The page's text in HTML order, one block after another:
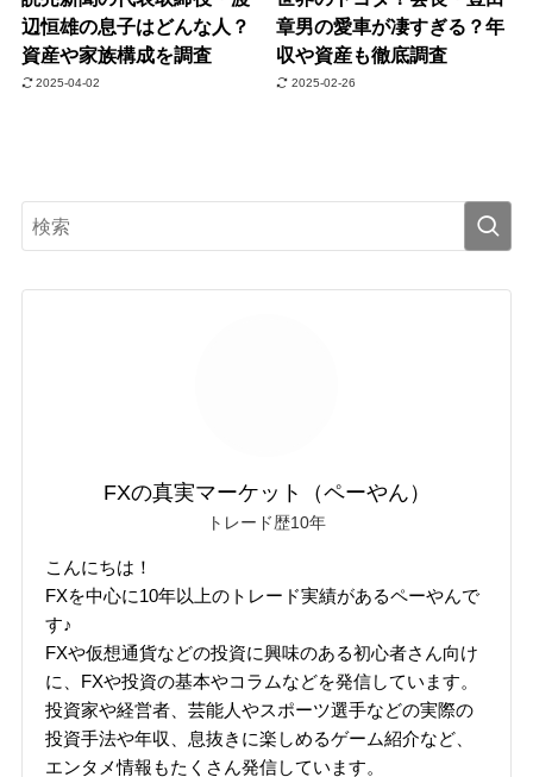
辺恒雄の息子はどんな人？
資産や家族構成を調査
2025-04-02
章男の愛車が凄すぎる？年
収や資産も徹底調査
2025-02-26
FXの真実マーケット（ペーやん）
トレード歴10年
こんにちは！
FXを中心に10年以上のトレード実績があるペーやんで
す♪
FXや仮想通貨などの投資に興味のある初心者さん向け
に、FXや投資の基本やコラムなどを発信しています。
投資家や経営者、芸能人やスポーツ選手などの実際の
投資手法や年収、息抜きに楽しめるゲーム紹介など、
エンタメ情報もたくさん発信しています。